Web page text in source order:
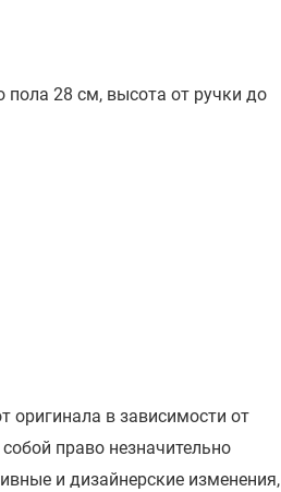
28 см, высота от ручки до
оригинала в зависимости от
право незначительно
и дизайнерские изменения,